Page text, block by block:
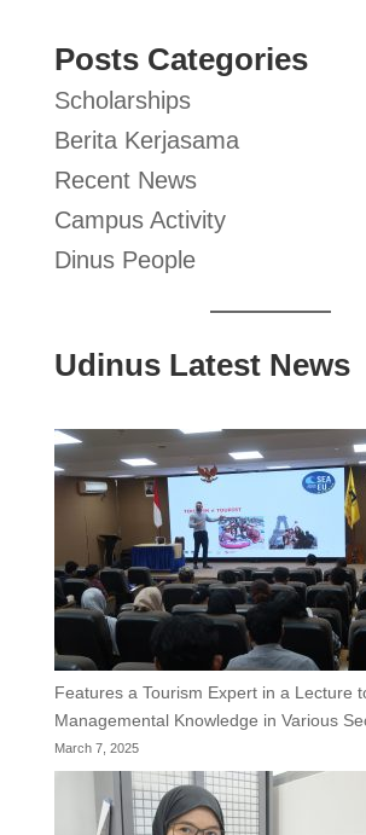
Posts Categories
Scholarships
Berita Kerjasama
Recent News
Campus Activity
Dinus People
Udinus Latest News
Features a Tourism Expert in a Lecture
Managemental Knowledge in Various
March 7, 2025